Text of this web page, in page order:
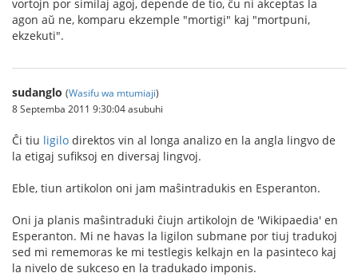
vortojn por similaj agoj, depende de tio, ĉu ni akceptas la
agon aŭ ne, komparu ekzemple "mortigi" kaj "mortpuni,
ekzekuti".
sudanglo (Wasifu wa mtumiaji)
8 Septemba 2011 9:30:04 asubuhi
Ĉi tiu ligilo direktos vin al longa analizo en la angla lingvo de
la etigaj sufiksoj en diversaj lingvoj.
Eble, tiun artikolon oni jam maŝintradukis en Esperanton.
Oni ja planis maŝintraduki ĉiujn artikolojn de 'Wikipaedia' en
Esperanton. Mi ne havas la ligilon submane por tiuj tradukoj
sed mi rememoras ke mi testlegis kelkajn en la pasinteco kaj
la nivelo de sukceso en la tradukado imponis.